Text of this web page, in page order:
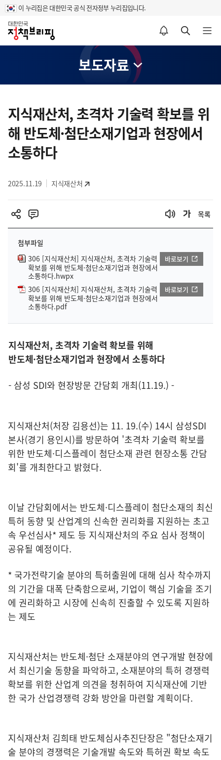
이 누리집은 대한민국 공식 전자정부 누리집입니다.
홈
알림설정 바로가기 검색 바로가기 메뉴 열기
보도자료
텐
츠
영
역
지식재산처, 초격차 기술력 확보를 위
해 반도체·첨단소재기업과 현장에서
소통하다
2025.11.19 지식재산처
목록
첨부파일
306 [지식재산처] 지식재산처, 초격차 기술력
확보를 위해 반도체·첨단소재기업과 현장에서
소통하다.hwpx
바로보기
306 [지식재산처] 지식재산처, 초격차 기술력
확보를 위해 반도체·첨단소재기업과 현장에서
소통하다.pdf
바로보기
지식재산처, 초격차 기술력 확보를 위해
반도체·첨단소재기업과 현장에서 소통하다
- 삼성 SDI와 현장방문 간담회 개최(11.19.) -
지식재산처(처장 김용선)는 11. 19.(수) 14시 삼성SDI
본사(경기 용인시)를 방문하여 '초격차 기술력 확보를
위한 반도체·디스플레이 첨단소재 관련 현장소통 간담
회'를 개최한다고 밝혔다.
이날 간담회에서는 반도체·디스플레이 첨단소재의 최신
특허 동향 및 산업계의 신속한 권리화를 지원하는 초고
속 우선심사* 제도 등 지식재산처의 주요 심사 정책이
공유될 예정이다.
* 국가전략기술 분야의 특허출원에 대해 심사 착수까지
의 기간을 대폭 단축함으로써, 기업이 핵심 기술을 조기
에 권리화하고 시장에 신속히 진출할 수 있도록 지원하
는 제도
지식재산처는 반도체·첨단 소재분야의 연구개발 현장에
서 최신기술 동향을 파악하고, 소재분야의 특허 경쟁력
확보를 위한 산업계 의견을 청취하여 지식재산에 기반
한 국가 산업경쟁력 강화 방안을 마련할 계획이다.
지식재산처 김희태 반도체심사추진단장은 "첨단소재기
술 분야의 경쟁력은 기술개발 속도와 특허권 확보 속도